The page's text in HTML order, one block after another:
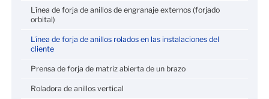
Línea de forja de anillos de engranaje externos (forjado
orbital)
Línea de forja de anillos rolados en las instalaciones del
cliente
Prensa de forja de matriz abierta de un brazo
Roladora de anillos vertical